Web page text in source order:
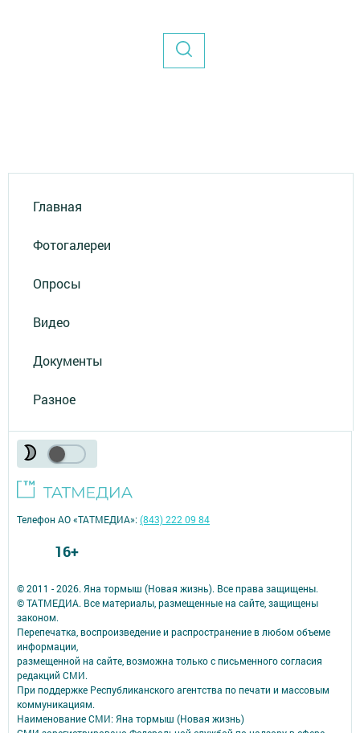
Главная
Фотогалереи
Опросы
Видео
Документы
Разное
© 2011 - 2026. Яна тормыш (Новая жизнь). Все права защищены.
© ТАТМЕДИА. Все материалы, размещенные на сайте, защищены
законом.
Перепечатка, воспроизведение и распространение в любом объеме
информации,
размещенной на сайте, возможна только с письменного согласия
редакций СМИ.
При поддержке Республиканского агентства по печати и массовым
коммуникациям.
Наименование СМИ: Яна тормыш (Новая жизнь)
Телефон АО «ТАТМЕДИА»:(843) 222 09 84
16+